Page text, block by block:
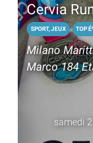
Cervia
SPORT, JEUX TOP
Milano
Marco 184
samedi